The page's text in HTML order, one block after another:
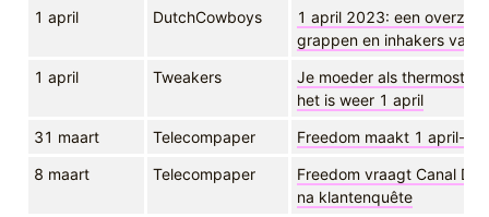
1 april
DutchCowboys
1 april 2023: een
grappen en inhakers van
1 april
Tweakers
Je moeder als
het is weer 1 april
31 maart
Telecompaper
Freedom maakt 1 april-
8 maart
Telecompaper
Freedom vraagt Canal
na klantenquête